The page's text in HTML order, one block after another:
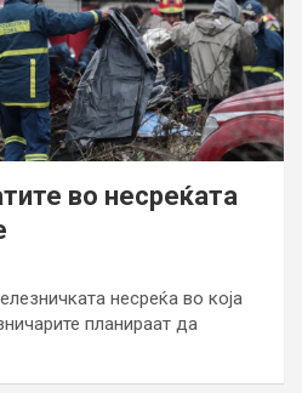
во несреќата
несреќа во која
планираат да